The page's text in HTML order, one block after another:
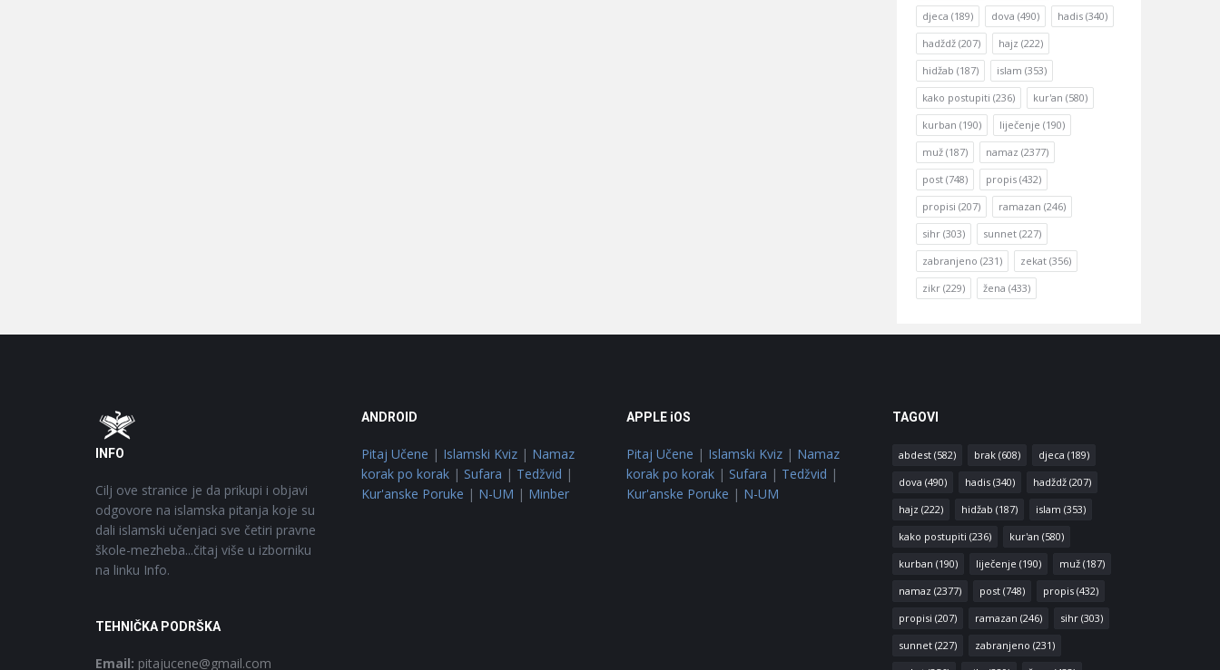
djeca (189) dova (490) hadis (340)
hadždž (207) hajz (222)
hidžab (187) islam (353)
kako postupiti (236) kur'an (580)
kurban (190) liječenje (190)
muž (187) namaz (2377)
post (748) propis (432)
propisi (207) ramazan (246)
sihr (303) sunnet (227)
zabranjeno (231) zekat (356)
zikr (229) žena (433)
Footer
INFO
Cilj ove stranice je da prikupi i objavi
odgovore na islamska pitanja koje su
dali islamski učenjaci sve četiri pravne
škole-mezheba...čitaj više u izborniku
na linku Info.
TEHNIČKA PODRŠKA
Email: pitajucene@gmail.com
ANDROID
Pitaj Učene | Islamski Kviz| Namaz
korak po korak| Sufara | Tedžvid |
Kur'anske Poruke | N-UM | Minber
APPLE iOS
Pitaj Učene | Islamski Kviz | Namaz
korak po korak | Sufara | Tedžvid |
Kur'anske Poruke | N-UM
TAGOVI
abdest(582) brak(608) djeca (189)
dova (490) hadis(340) hadždž(207)
hajz (222) hidžab (187) islam (353)
kako postupiti (236) kur'an (580)
kurban (190) liječenje (190) muž(187)
namaz (2377) post(748) propis(432)
propisi (207) ramazan (246) sihr(303)
sunnet(227) zabranjeno (231)